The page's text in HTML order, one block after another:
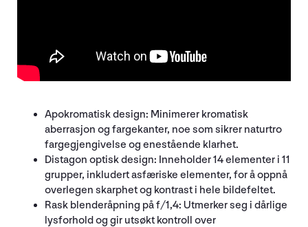
Apokromatisk design: Minimerer kromatisk
aberrasjon og fargekanter, noe som sikrer naturtro
fargegjengivelse og enestående klarhet.
Distagon optisk design: Inneholder 14 elementer i 11
grupper, inkludert asfæriske elementer, for å oppnå
overlegen skarphet og kontrast i hele bildefeltet.
Rask blenderåpning på f/1,4: Utmerker seg i dårlige
lysforhold og gir utsøkt kontroll over